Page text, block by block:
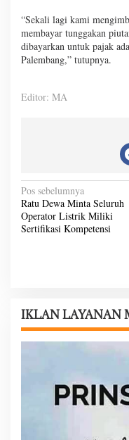
“Sekali lagi kami
membayar tunggakan
dibayarkan untuk pajak
Palembang,” tutupnya.
Editor: MA
N
a
v
s
i
Pos sebelumnya
Ratu Dewa Minta Seluruh
Operator Listrik Miliki
Sertifikasi Kompetensi
IKLAN LAYANAN